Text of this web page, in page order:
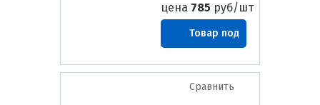
цена 785 руб/шт
Товар под
заказ
Сравнить